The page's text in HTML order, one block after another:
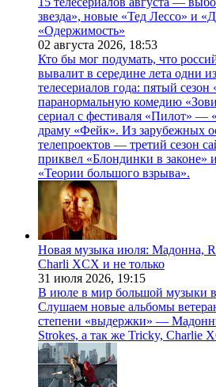
звезда», новые «Тед Лессо» и
«Одержимость»
02 августа 2026, 18:53
Кто бы мог подумать, что
вывалит в середине лета одни
телесериалов года: пятый
паранормальную комедию
сериал с фестиваля «Пилот» —
драму «Фейк». Из зарубежных
телепроектов — третий сезон
приквел «Блондинки в законе»
«Теории большого взрыва».
Новая музыка июля: Мадонна,
Charli XCX и не только
31 июля 2026, 19:15
В июле в мир большой музыки
Слушаем новые альбомы
степени «выдержки» —
Strokes, а так же Tricky, Charlie